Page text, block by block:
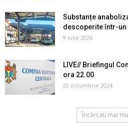
Substanțe
descoperite într-
9 iulie 2026
LIVE// Briefingul
ora 22.00
20 octombrie 2024
Încărcați mai